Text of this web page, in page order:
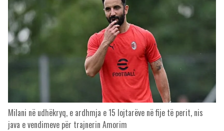
Milani në udhëkryq, e ardhmja e 15 lojtarëve në fije të perit, nis
java e vendimeve për trajnerin Amorim